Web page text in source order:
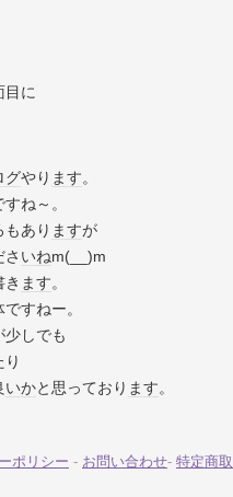
目に
グやり ます。
ね～。
あり ますが
いねm(__)m
き ます。
ですねー。
少しでも
いかと思っており ます。
ポリシー - お問い合わせ- 特定商